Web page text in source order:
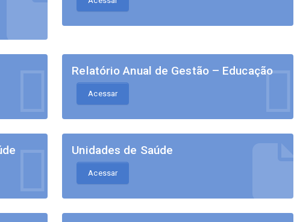
Relatório Anual de Gestão – Educação
Acessar
Unidades de Saúde
Acessar